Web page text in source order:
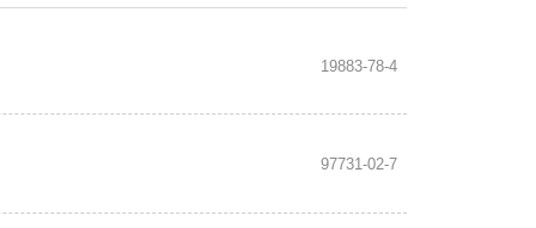
19883-78-4
97731-02-7